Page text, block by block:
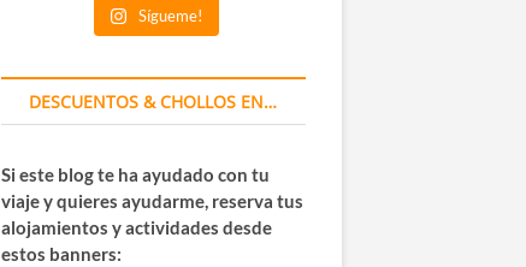
Sígueme!
DESCUENTOS & CHOLLOS EN…
Si este blog te ha ayudado con tu
viaje y quieres ayudarme, reserva tus
alojamientos y actividades desde
estos banners: